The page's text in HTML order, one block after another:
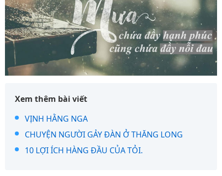
Xem thêm bài viết
VỊNH HẰNG NGA
CHUYỆN NGƯỜI GẢY ĐÀN Ở THĂNG LONG
10 LỢI ÍCH HÀNG ĐẦU CỦA TỎI.